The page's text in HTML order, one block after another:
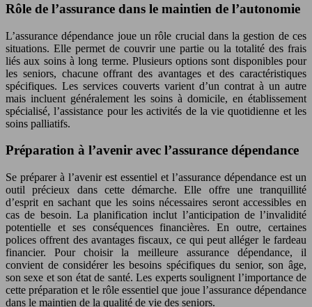
Rôle de l’assurance dans le maintien de l’autonomie
L’assurance dépendance joue un rôle crucial dans la gestion de ces
situations. Elle permet de couvrir une partie ou la totalité des frais
liés aux soins à long terme. Plusieurs options sont disponibles pour
les seniors, chacune offrant des avantages et des caractéristiques
spécifiques. Les services couverts varient d’un contrat à un autre
mais incluent généralement les soins à domicile, en établissement
spécialisé, l’assistance pour les activités de la vie quotidienne et les
soins palliatifs.
Préparation à l’avenir avec l’assurance dépendance
Se préparer à l’avenir est essentiel et l’assurance dépendance est un
outil précieux dans cette démarche. Elle offre une tranquillité
d’esprit en sachant que les soins nécessaires seront accessibles en
cas de besoin. La planification inclut l’anticipation de l’invalidité
potentielle et ses conséquences financières. En outre, certaines
polices offrent des avantages fiscaux, ce qui peut alléger le fardeau
financier. Pour choisir la meilleure assurance dépendance, il
convient de considérer les besoins spécifiques du senior, son âge,
son sexe et son état de santé. Les experts soulignent l’importance de
cette préparation et le rôle essentiel que joue l’assurance dépendance
dans le maintien de la qualité de vie des seniors.